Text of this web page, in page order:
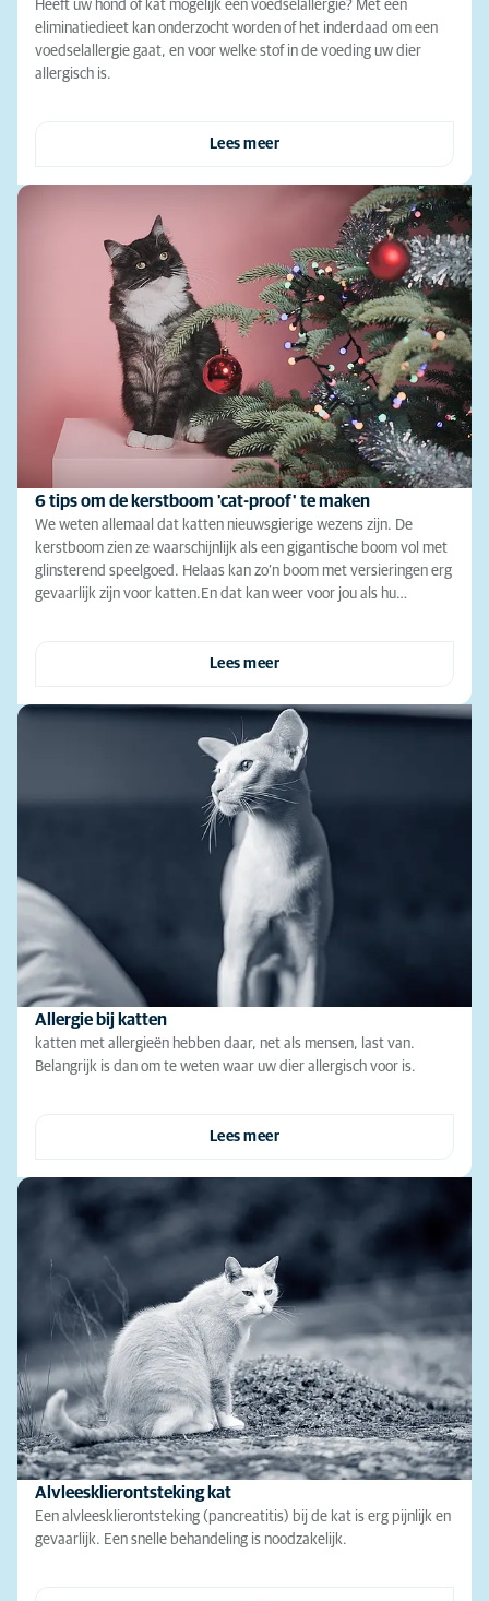
Heeft uw hond of kat mogelijk een voedselallergie? Met een
eliminatiedieet kan onderzocht worden of het inderdaad om een
voedselallergie gaat, en voor welke stof in de voeding uw dier
allergisch is.
Lees meer
6 tips om de kerstboom 'cat-proof' te maken
We weten allemaal dat katten nieuwsgierige wezens zijn. De
kerstboom zien ze waarschijnlijk als een gigantische boom vol met
glinsterend speelgoed. Helaas kan zo’n boom met versieringen erg
gevaarlijk zijn voor katten.En dat kan weer voor jou als hu…
Lees meer
Allergie bij katten
katten met allergieën hebben daar, net als mensen, last van.
Belangrijk is dan om te weten waar uw dier allergisch voor is.
Lees meer
Alvleesklierontsteking kat
Een alvleesklierontsteking (pancreatitis) bij de kat is erg pijnlijk en
gevaarlijk. Een snelle behandeling is noodzakelijk.